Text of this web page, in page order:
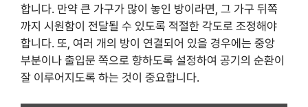
합니다. 만약 큰 가구가 많이 놓인 방이라면, 그 가구 뒤쪽
까지 시원함이 전달될 수 있도록 적절한 각도로 조정해야
합니다. 또, 여러 개의 방이 연결되어 있을 경우에는 중앙
부분이나 출입문 쪽으로 향하도록 설정하여 공기의 순환이
잘 이루어지도록 하는 것이 중요합니다.